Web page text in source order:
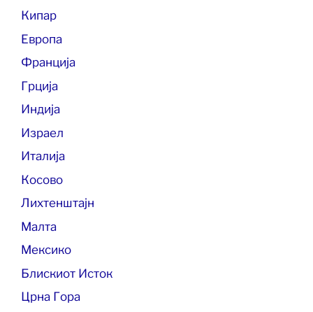
Кипар
Европа
Франција
Грција
Индија
Израел
Италија
Косово
Лихтенштајн
Малта
Мексико
Блискиот Исток
Црна Гора